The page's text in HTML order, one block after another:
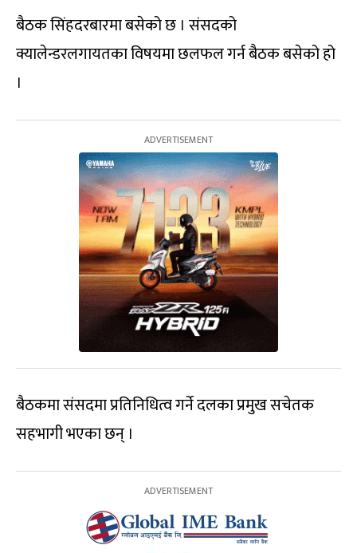
बैठक सिंहदरबारमा बसेको छ । संसदको
क्यालेन्डरलगायतका विषयमा छलफल गर्न बैठक बसेको हो
।
बैठकमा संसदमा प्रतिनिधित्व गर्ने दलका प्रमुख सचेतक
सहभागी भएका छन् ।